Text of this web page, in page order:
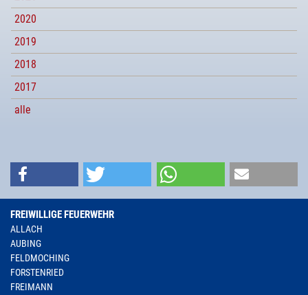
2020
2019
2018
2017
alle
FREIWILLIGE FEUERWEHR
ALLACH
AUBING
FELDMOCHING
FORSTENRIED
FREIMANN